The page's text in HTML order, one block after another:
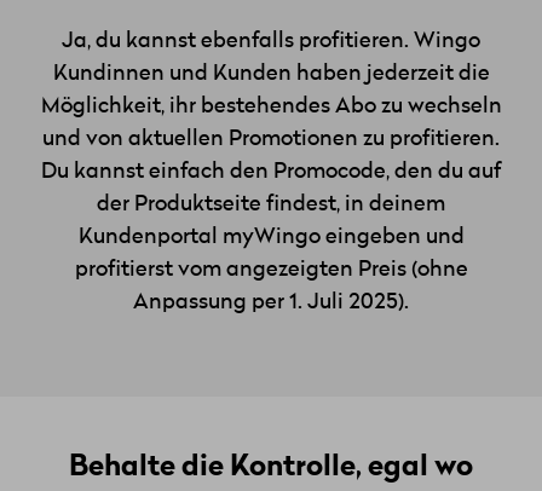
Ja, du kannst ebenfalls profitieren. Wingo
Kundinnen und Kunden haben jederzeit die
Möglichkeit, ihr bestehendes Abo zu wechseln
und von aktuellen Promotionen zu profitieren.
Du kannst einfach den Promocode, den du auf
der Produktseite findest, in deinem
Kundenportal myWingo eingeben und
profitierst vom angezeigten Preis (ohne
Anpassung per 1. Juli 2025).
Behalte die Kontrolle, egal wo